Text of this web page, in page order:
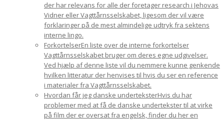
der har relevans for alle der foretager research i Jehovas
Vidner eller Vagttårnsselskabet, ligesom der vil være
forklaringer på de mest almindelige udtryk fra sektens
interne lingo.
ForkortelserEn liste over de interne forkortelser
Vagttårnsselskabet bruger om deres egne udgivelser.
Ved hjælp af denne liste vil du nemmere kunne genkende
hvilken litteratur der henvises til hvis du ser en reference
i materialer fra Vagttårnsselskabet.
Hvordan får jeg danske underteksterHvis du har
problemer med at få de danske undertekster til at virke
på film der er oversat fra engelsk, finder du her en